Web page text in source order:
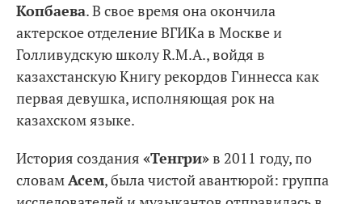
Копбаева. В свое время она окончила
актерское отделение ВГИКа в Москве и
Голливудскую школу R.M.A., войдя в
казахстанскую Книгу рекордов Гиннесса как
первая девушка, исполняющая рок на
казахском языке.
История создания «Тенгри»в 2011 году, по
словамАсем, была чистой авантюрой: группа